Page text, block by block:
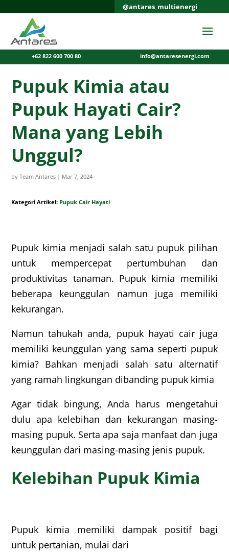
@antares_multienergi
+62 822 600 700 80 info@antaresenergi.com
Pupuk Kimia atau
Pupuk Hayati Cair?
Mana yang Lebih
Unggul?
byTeam Antares | Mar 7, 2024
Kategori Artikel: Pupuk Cair Hayati
Pupuk kimia menjadi salah satu pupuk pilihan
untuk mempercepat pertumbuhan dan
produktivitas tanaman. Pupuk kimia memiliki
beberapa keunggulan namun juga memiliki
kekurangan.
Namun tahukah anda, pupuk hayati cair juga
memiliki keunggulan yang sama seperti pupuk
kimia? Bahkan menjadi salah satu alternatif
yang ramah lingkungan dibanding pupuk kimia
Agar tidak bingung, Anda harus mengetahui
dulu apa kelebihan dan kekurangan masing-
masing pupuk. Serta apa saja manfaat dan juga
keunggulan dari masing-masing jenis pupuk.
Kelebihan Pupuk Kimia
Pupuk kimia memiliki dampak positif bagi
untuk pertanian, mulai dari